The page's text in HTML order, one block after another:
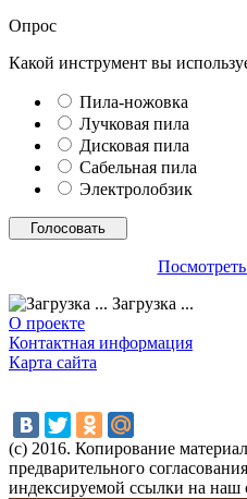
Опрос
Какой инструмент вы
Пила-ножовка
Лучковая пила
Дисковая пила
Сабельная пила
Электролобзик
Посмотреть
Загрузка ...
О проекте
Контактная информация
Карта сайта
(с) 2016. Копирование
предварительного
индексируемой ссылки на наш